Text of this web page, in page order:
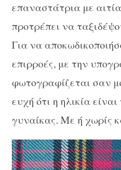
επαναστάτρια με
προτρέπει να
Για να
επιρροές, με την
φωτογραφίζεται σαν
ευχή ότι η ηλικία
γυναίκας. Με ή χωρίς